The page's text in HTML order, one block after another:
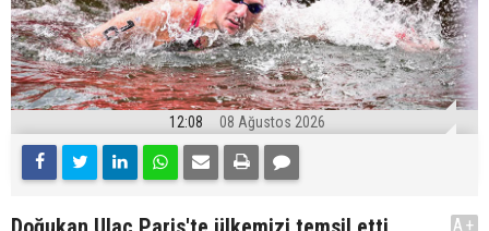
12:08 08 Ağustos 2026
A+